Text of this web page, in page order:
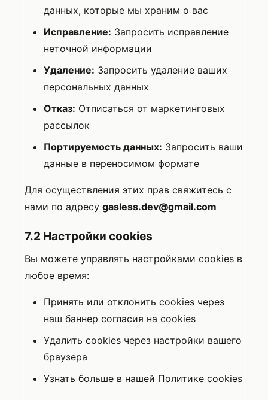
данных, которые мы храним о вас
Исправление: Запросить исправление
неточной информации
Удаление: Запросить удаление ваших
персональных данных
Отказ: Отписаться от маркетинговых
рассылок
Портируемость данных: Запросить ваши
данные в переносимом формате
Для осуществления этих прав свяжитесь с
нами по адресу gasless.dev@gmail.com
7.2 Настройки cookies
Вы можете управлять настройками cookies в
любое время:
Принять или отклонить cookies через
наш баннер согласия на cookies
Удалить cookies через настройки вашего
браузера
Узнать больше в нашей Политике cookies